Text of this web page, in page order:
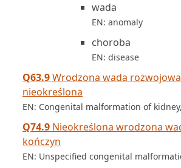
wada
EN: anomaly
choroba
EN: disease
Q63.9Wrodzona wada
nieokreślona
EN: Congenital malformation of
Q74.9 Nieokreślona wrodzona
kończyn
EN: Unspecified congenital